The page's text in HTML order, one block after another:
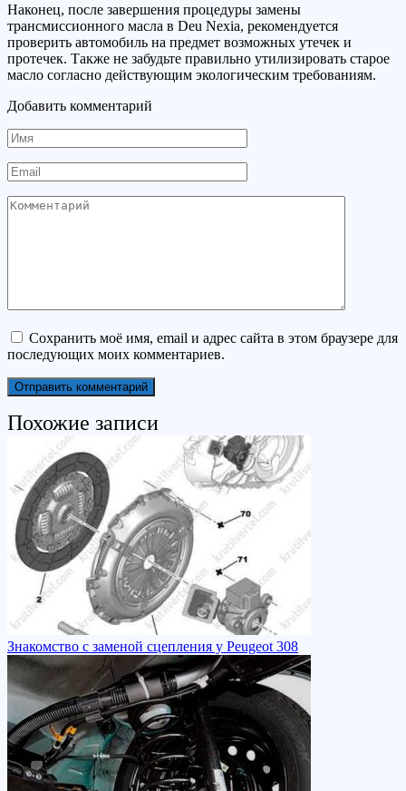
Наконец, после завершения процедуры замены
трансмиссионного масла в Deu Nexia, рекомендуется
проверить автомобиль на предмет возможных утечек и
протечек. Также не забудьте правильно утилизировать старое
масло согласно действующим экологическим требованиям.
Добавить комментарий
Имя
Email
Комментарий
Сохранить моё имя, email и адрес сайта в этом браузере для
последующих моих комментариев.
Похожие записи
Знакомство с заменой сцепления у Peugeot 308